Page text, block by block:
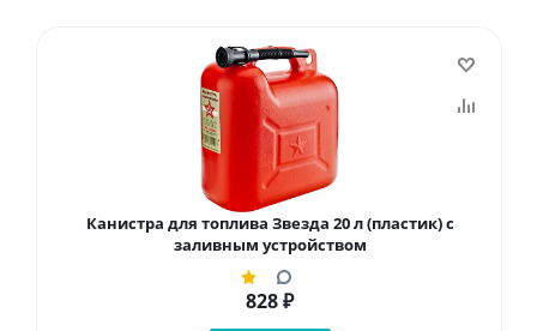
Канистра для топлива Звезда 20 л (пластик) с
заливным устройством
828₽